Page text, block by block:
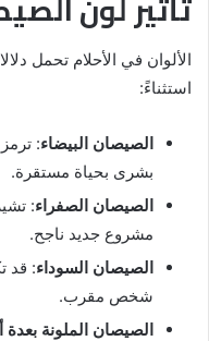
الألوان في الأحلام تحمل
استثناءً:
الصيصان البيضاء:
بشرى بحياة مستقرة.
الصيصان الصفراء:
مشروع جديد ناجح.
الصيصان السوداء: قد
شخص مقرب.
الصيصان الملونة بعدة